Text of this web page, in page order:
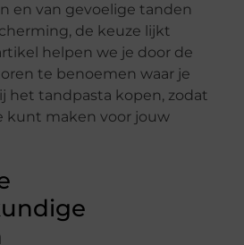
en van gevoelige tanden
de keuze lijkt
helpen we je door de
te benoemen waar je
het tandpasta kopen, zodat
kunt maken voor jouw